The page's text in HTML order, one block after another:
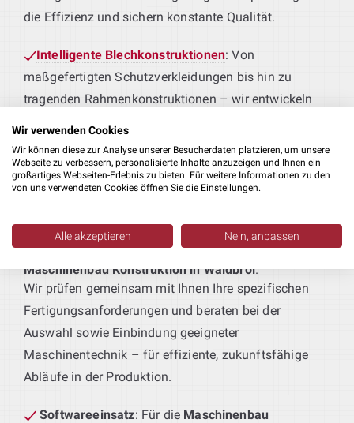
die Effizienz und sichern konstante Qualität.
Intelligente Blechkonstruktionen: Von
maßgefertigten Schutzverkleidungen bis hin zu
tragenden Rahmenkonstruktionen – wir entwickeln
passen.
Maschinen für Ihre Fertigung: Sie liefern das
Erstbearbeitung bis zur Weiterverarbeitung realisieren
wir durchdachte Lösungen als Teil Ihrer
Maschinenbau Konstruktion in Waldbröl.
Planung Ihrer Produktionsanlagen:
Wir prüfen gemeinsam mit Ihnen Ihre spezifischen
Fertigungsanforderungen und beraten bei der
Auswahl sowie Einbindung geeigneter
Maschinentechnik – für effiziente, zukunftsfähige
Abläufe in der Produktion.
Softwareeinsatz: Für die Maschinenbau
Wir verwenden Cookies
Wir können diese zur Analyse unserer Besucherdaten platzieren, um unsere
Webseite zu verbessern, personalisierte Inhalte anzuzeigen und Ihnen ein
großartiges Webseiten-Erlebnis zu bieten. Für weitere Informationen zu den
von uns verwendeten Cookies öffnen Sie die Einstellungen.
Alle akzeptieren Nein, anpassen